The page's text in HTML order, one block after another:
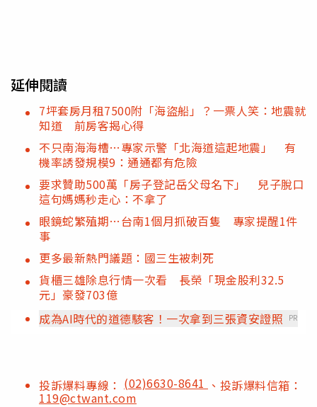
延伸閱讀
7坪套房月租7500附「海盜船」？一票人笑：地震就
知道 前房客揭心得
不只南海海槽…專家示警「北海道這起地震」 有
機率誘發規模9：通通都有危險
要求贊助500萬「房子登記岳父母名下」 兒子脫口
這句媽媽秒走心：不拿了
眼鏡蛇繁殖期…台南1個月抓破百隻 專家提醒1件
事
更多最新熱門議題：國三生被刺死
貨櫃三雄除息行情一次看 長榮「現金股利32.5
元」豪發703億
成為AI時代的道德駭客！一次拿到三張資安證照
PR
投訴爆料專線： (02)6630-8641 、投訴爆料信箱：
119@ctwant.com